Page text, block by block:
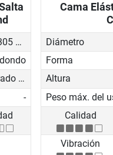
desde 305 cm
Empotrado en el suelo
-
Cama
Diámetro
Forma
Altura
Calidad
Vibración